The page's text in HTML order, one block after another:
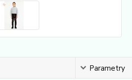
Parametry